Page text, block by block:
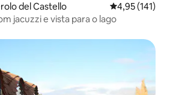
del Castello 4,95 de uma
4,95 (141)
jacuzzi e vista para o lago